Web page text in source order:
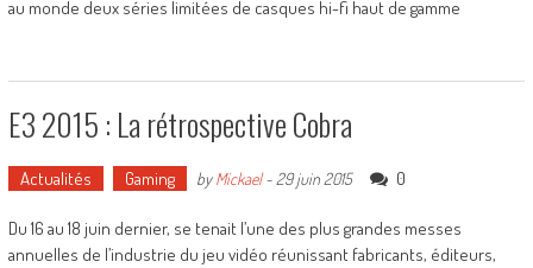
au monde deux séries limitées de casques hi-fi haut de gamme
E3 2015 : La rétrospective Cobra
Actualités Gaming byMickael- 29 juin 2015 0
Du 16 au 18 juin dernier, se tenait l’une des plus grandes messes
annuelles de l’industrie du jeu vidéo réunissant fabricants, éditeurs,